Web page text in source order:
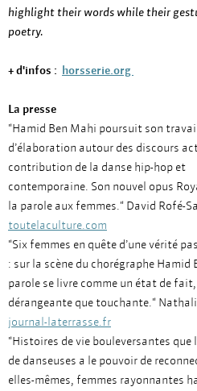
highlight their words while their
poetry.
+ d'infos : horsserie.org
La presse
"Hamid Ben Mahi poursuit son
d’élaboration autour des discours
contribution de la danse hip-hop et
contemporaine. Son nouvel opus
la parole aux femmes." David Rofé-
toutelaculture.com
"Six femmes en quête d’une vérité
: sur la scène du chorégraphe Hamid
parole se livre comme un état de
dérangeante que touchante."
journal-laterrasse.fr
"Histoires de vie bouleversantes que
de danseuses a le pouvoir de
elles-mêmes, femmes rayonnantes